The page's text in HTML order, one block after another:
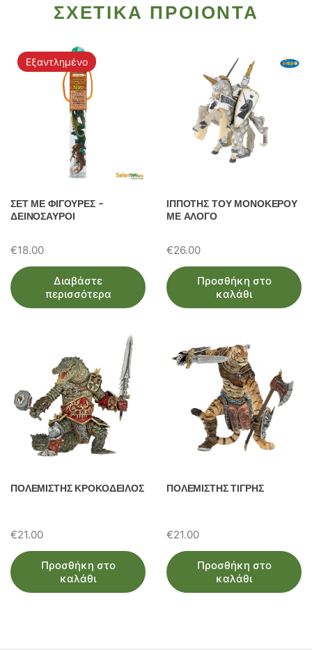
ΣΧΕΤΙΚΑ ΠΡΟΙΟΝΤΑ
Εξαντλημένο
ΣΕΤ ΜΕ ΦΙΓΟΥΡΕΣ –
ΔΕΙΝΟΣΑΥΡΟΙ
€18.00
Διαβάστε
περισσότερα
ΙΠΠΟΤΗΣ ΤΟΥ ΜΟΝΟΚΕΡΟΥ
ΜΕ ΑΛΟΓΟ
€26.00
Προσθήκη στο
καλάθι
ΠΟΛΕΜΙΣΤΗΣ ΚΡΟΚΟΔΕΙΛΟΣ
€21.00
Προσθήκη στο
καλάθι
ΠΟΛΕΜΙΣΤΗΣ ΤΙΓΡΗΣ
€21.00
Προσθήκη στο
καλάθι